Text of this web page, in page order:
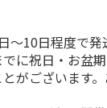
10日程度で発
に祝日・お盆
がございます